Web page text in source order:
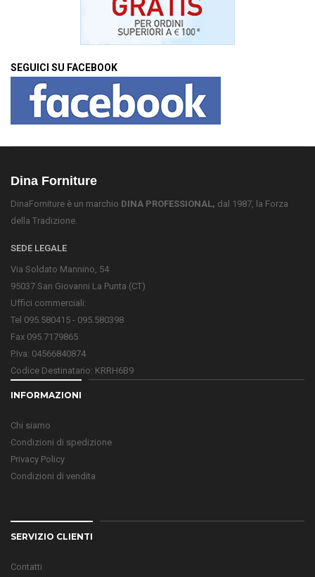
SEGUICI SU FACEBOOK
Dina Forniture
DinaForniture è un marchio DINA PROFESSIONAL, dal 1987, la Forza
della Tradizione.
SEDE LEGALE
Via Soldato Mannino, 54
95037 San Giovanni La Punta (CT)
Uffici commerciali:
Tel 095.580415 - 095.580398
Fax 095.7179865
P.Iva: 04566840874
Codice Destinatario: KRRH6B9
INFORMAZIONI
Chi siamo
Condizioni di spedizione
Privacy Policy
Condizioni di vendita
SERVIZIO CLIENTI
Contatti